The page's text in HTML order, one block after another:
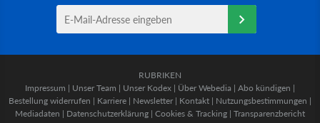
RUBRIKEN
Impressum | Unser Team | Unser Kodex | Über Webedia | Abo kündigen |
Bestellung widerrufen | Karriere | Newsletter | Kontakt | Nutzungsbestimmungen |
Mediadaten | Datenschutzerklärung | Cookies & Tracking | Transparenzbericht